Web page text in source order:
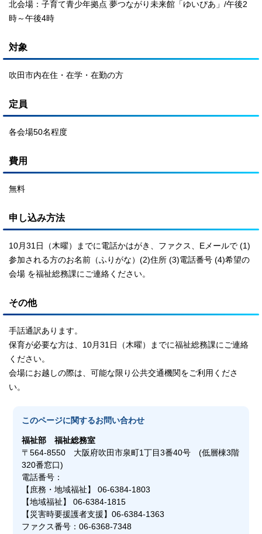
北会場：子育て青少年拠点 夢つながり未来館「ゆいぴあ」/午後2
時～午後4時
対象
吹田市内在住・在学・在勤の方
定員
各会場50名程度
費用
無料
申し込み方法
10月31日（木曜）までに電話かはがき、ファクス、Eメールで (1)
参加される方のお名前（ふりがな）(2)住所 (3)電話番号 (4)希望の
会場 を福祉総務課にご連絡ください。
その他
手話通訳あります。
保育が必要な方は、10月31日（木曜）までに福祉総務課にご連絡
ください。
会場にお越しの際は、可能な限り公共交通機関をご利用くださ
い。
このページに関するお問い合わせ
福祉部福祉総務室
〒564-8550 大阪府吹田市泉町1丁目3番40号 (低層棟3階
320番窓口)
電話番号：
【庶務・地域福祉】 06-6384-1803
【地域福祉】 06-6384-1815
【災害時要援護者支援】06-6384-1363
ファクス番号：06-6368-7348